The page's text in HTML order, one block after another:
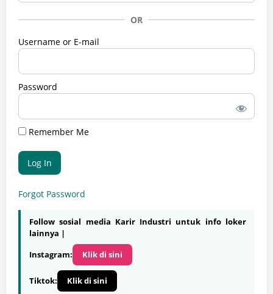
OR
Username or E-mail
Password
Remember Me
Forgot Password
Follow sosial media Karir Industri untuk info loker
lainnya |
Instagram:
Klik di sini
Tiktok: Klik di sini